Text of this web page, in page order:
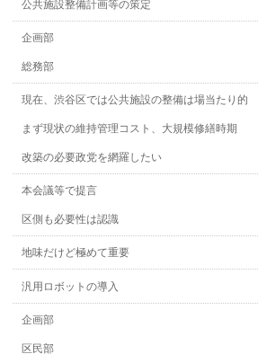
公共施設整備計画等の策定
企画部
総務部
現在、渋谷区では公共施設の整備は場当たり的
まず現状の維持管理コスト、大規模修繕時期
改築の必要政党を網羅したい
本会議等で提言
区側も必要性は認識
地味だけど極めて重要
汎用ロボットの導入
企画部
区民部